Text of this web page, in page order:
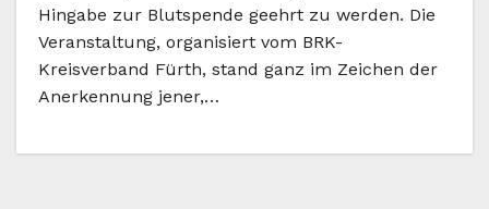
Hingabe zur Blutspende geehrt zu werden. Die
Veranstaltung, organisiert vom BRK-
Kreisverband Fürth, stand ganz im Zeichen der
Anerkennung jener,…